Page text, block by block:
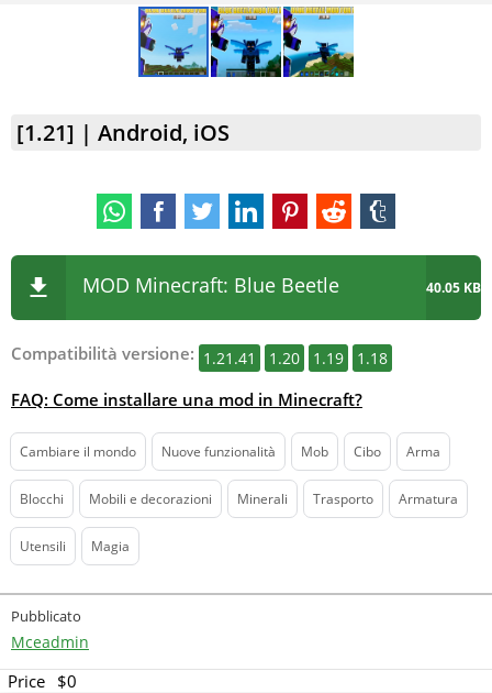
[1.21] | Android, iOS
MOD Minecraft: Blue Beetle 40.05 KB
Compatibilità versione: 1.21.41 1.20 1.19 1.18
FAQ: Come installare una mod in Minecraft?
Cambiare il mondo Nuove funzionalità Mob Cibo Arma
Blocchi Mobili e decorazioni Minerali Trasporto Armatura
Utensili Magia
Pubblicato
Mceadmin
Price $0